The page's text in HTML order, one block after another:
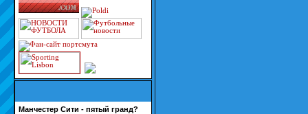
Манчестер Сити - пятый гранд?